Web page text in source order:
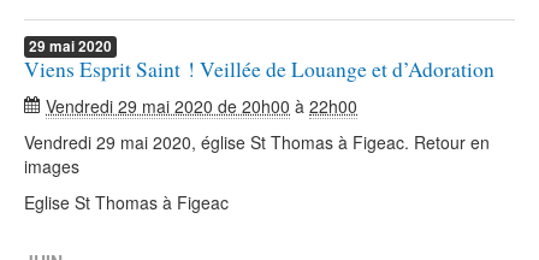
29 mai2020
Viens Esprit Saint ! Veillée de Louange et d’Adoration
Vendredi 29 mai 2020 de 20h00 à 22h00
Vendredi 29 mai 2020, église St Thomas à Figeac. Retour en
images
Eglise St Thomas à Figeac